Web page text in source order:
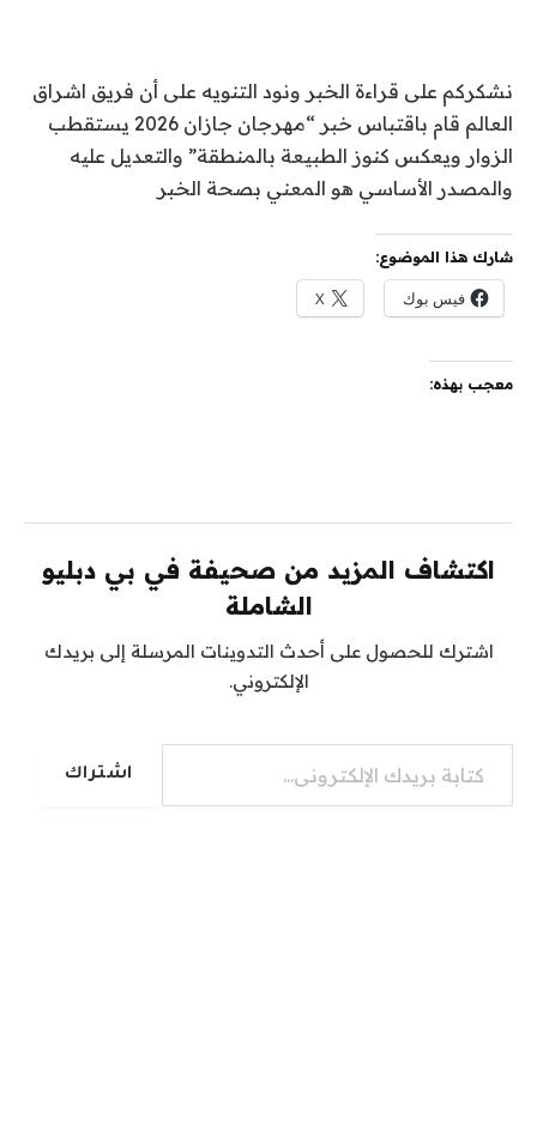
نشكركم على قراءة الخبر ونود التنويه على أن فريق اشراق
العالم قام باقتباس خبر “مهرجان جازان 2026 يستقطب
الزوار ويعكس كنوز الطبيعة بالمنطقة” والتعديل عليه
والمصدر الأساسي هو المعني بصحة الخبر
شارك هذا الموضوع:
فيس بوك X
معجب بهذه:
اكتشاف المزيد من صحيفة في بي دبليو
الشاملة
اشترك للحصول على أحدث التدوينات المرسلة إلى بريدك
الإلكتروني.
كتابة بريدك الإلكتروني...
اشتراك